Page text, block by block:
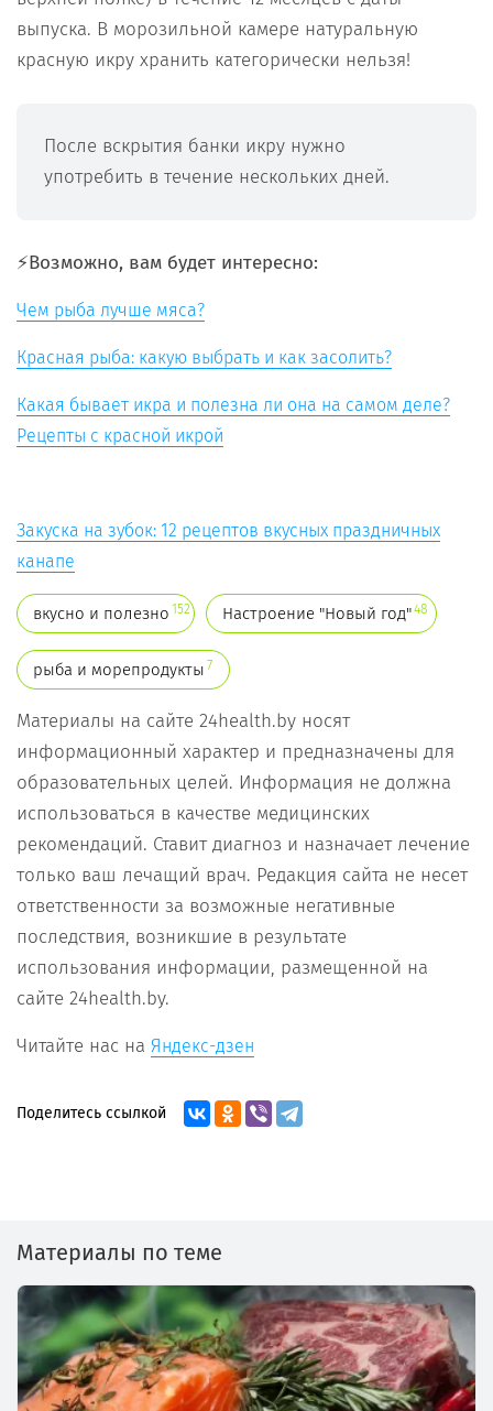
выпуска. В морозильной камере натуральную
красную икру хранить категорически нельзя!
После вскрытия банки икру нужно
употребить в течение нескольких дней.
⚡️Возможно, вам будет интересно:
Чем рыба лучше мяса?
Красная рыба: какую выбрать и как засолить?
Какая бывает икра и полезна ли она на самом деле?
Рецепты с красной икрой
Закуска на зубок: 12 рецептов вкусных праздничных
канапе
вкусно и полезно 152 Настроение "Новый год"48
рыба и морепродукты 7
Материалы на сайте 24health.by носят
информационный характер и предназначены для
образовательных целей. Информация не должна
использоваться в качестве медицинских
рекомендаций. Ставит диагноз и назначает лечение
только ваш лечащий врач. Редакция сайта не несет
ответственности за возможные негативные
последствия, возникшие в результате
использования информации, размещенной на
сайте 24health.by.
Читайте нас на Яндекс-дзен
Поделитесь ссылкой
Материалы по теме